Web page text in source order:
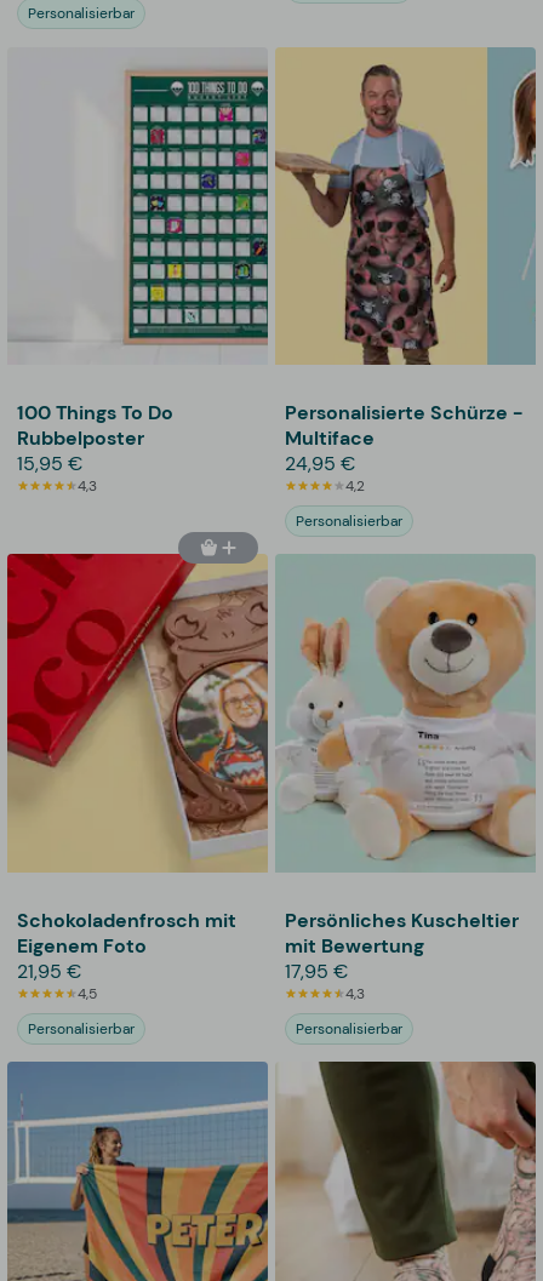
Personalisierbar
100 Things To Do
Rubbelposter
15,95 €
4,3
Personalisierte Schürze -
Multiface
24,95 €
4,2
Personalisierbar
Schokoladenfrosch mit
Eigenem Foto
21,95 €
4,5
Personalisierbar
Persönliches Kuscheltier
mit Bewertung
17,95 €
4,3
Personalisierbar